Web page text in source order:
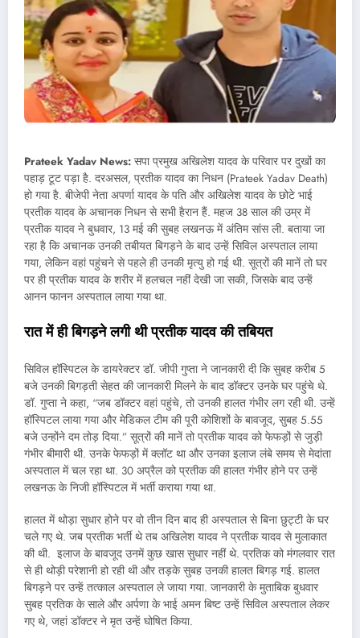
Prateek Yadav News: सपा प्रमुख अखिलेश यादव के परिवार पर दुखों का
पहाड़ टूट पड़ा है. दरअसल, प्रतीक यादव का निधन (Prateek Yadav Death)
हो गया है. बीजेपी नेता अपर्णा यादव के पति और अखिलेश यादव के छोटे भाई
प्रतीक यादव के अचानक निधन से सभी हैरान हैं. महज 38 साल की उम्र में
प्रतीक यादव ने बुधवार, 13 मई की सुबह लखनऊ में अंतिम सांस ली. बताया जा
रहा है कि अचानक उनकी तबीयत बिगड़ने के बाद उन्हें सिविल अस्पताल लाया
गया, लेकिन वहां पहुंचने से पहले ही उनकी मृत्यु हो गई थी. सूत्रों की मानें तो घर
पर ही प्रतीक यादव के शरीर में हलचल नहीं देखी जा सकी, जिसके बाद उन्हें
आनन फानन अस्पताल लाया गया था.
रातमेंहीबिगड़नेलगीथीप्रतीकयादवकीतबियत
सिविल हॉस्पिटल के डायरेक्टर डॉ. जीपी गुप्ता ने जानकारी दी कि सुबह करीब 5
बजे उनकी बिगड़ती सेहत की जानकारी मिलने के बाद डॉक्टर उनके घर पहुंचे थे.
डॉ. गुप्ता ने कहा, “जब डॉक्टर वहां पहुंचे, तो उनकी हालत गंभीर लग रही थी. उन्हें
हॉस्पिटल लाया गया और मेडिकल टीम की पूरी कोशिशों के बावजूद, सुबह 5.55
बजे उन्होंने दम तोड़ दिया.” सूत्रों की मानें तो प्रतीक यादव को फेफड़ों से जुड़ी
गंभीर बीमारी थी. उनके फेफड़ों में क्लॉट था और उनका इलाज लंबे समय से मेदांता
अस्पताल में चल रहा था. 30 अप्रैल को प्रतीक की हालत गंभीर होने पर उन्हें
लखनऊ के निजी हॉस्पिटल में भर्ती कराया गया था.
हालत में थोड़ा सुधार होने पर वो तीन दिन बाद ही अस्पताल से बिना छुट्टी के घर
चले गए थे. जब प्रतीक भर्ती थे तब अखिलेश यादव ने प्रतीक यादव से मुलाकात
की थी. इलाज के बावजूद उनमें कुछ खास सुधार नहीं थे. प्रतिक को मंगलवार रात
से ही थोड़ी परेशानी हो रही थी और तड़के सुबह उनकी हालत बिगड़ गई. हालत
बिगड़ने पर उन्हें तत्काल अस्पताल ले जाया गया. जानकारी के मुताबिक बुधवार
सुबह प्रतिक के साले और अर्पणा के भाई अमन बिष्ट उन्हें सिविल अस्पताल लेकर
गए थे, जहां डॉक्टर ने मृत उन्हें घोषित किया.